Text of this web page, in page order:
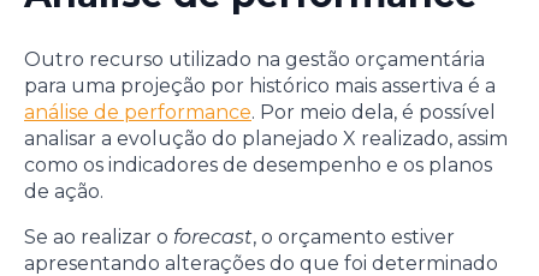
Outro recurso utilizado na gestão orçamentária
para uma projeção por histórico mais assertiva é a
análise de performance. Por meio dela, é possível
analisar a evolução do planejado X realizado, assim
como os indicadores de desempenho e os planos
de ação.
Se ao realizar o forecast, o orçamento estiver
apresentando alterações do que foi determinado